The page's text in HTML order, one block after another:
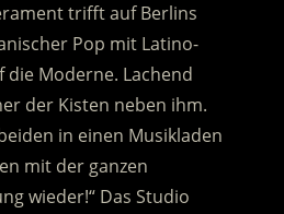
trifft auf Berlins
Pop mit Latino-
Moderne. Lachend
der Kisten neben ihm.
in einen Musikladen
mit der ganzen
wieder!“ Das Studio